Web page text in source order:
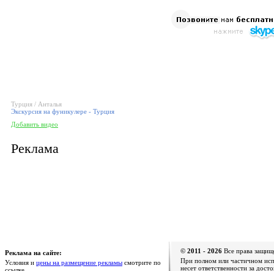
Турция / Анталья
Экскурсия на фуникулере - Турция
Добавить видео
Реклама
Реклама на сайте:
Условия и цены на размещение рекламы смотрите по
© 2011 - 2026 Все права
При полном или частичном
несет ответственности за